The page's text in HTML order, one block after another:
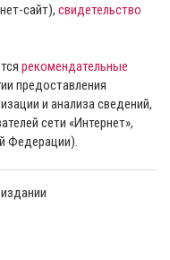
сайт), свидетельство
рекомендательные
предоставления
и анализа сведений,
сети «Интернет»,
Федерации).